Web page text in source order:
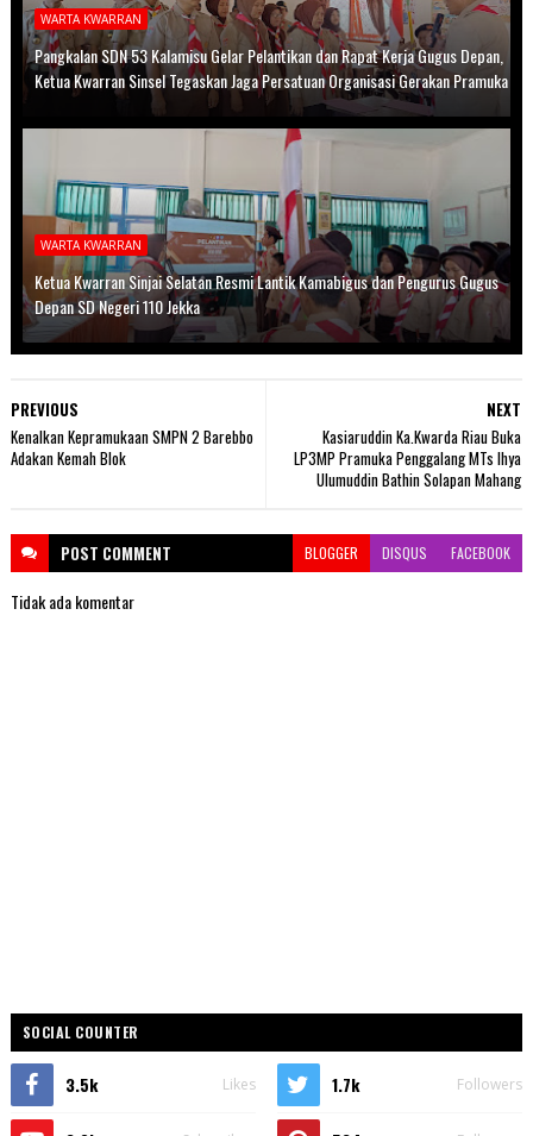
WARTA KWARRAN
Pangkalan SDN 53 Kalamisu Gelar Pelantikan dan Rapat Kerja Gugus Depan,
Ketua Kwarran Sinsel Tegaskan Jaga Persatuan Organisasi Gerakan Pramuka
WARTA KWARRAN
Ketua Kwarran Sinjai Selatan Resmi Lantik Kamabigus dan Pengurus Gugus
Depan SD Negeri 110 Jekka
NEXT
Kasiaruddin Ka.Kwarda Riau Buka
LP3MP Pramuka Penggalang MTs Ihya
Ulumuddin Bathin Solapan Mahang
PREVIOUS
Kenalkan Kepramukaan SMPN 2 Barebbo
Adakan Kemah Blok
POST COMMENT BLOGGER DISQUS FACEBOOK
Tidak ada komentar
SOCIAL COUNTER
3.5k Likes 1.7k Followers